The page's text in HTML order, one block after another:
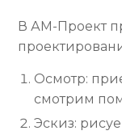
В АМ-Проект
Осмотр:
смотрим
Эскиз: